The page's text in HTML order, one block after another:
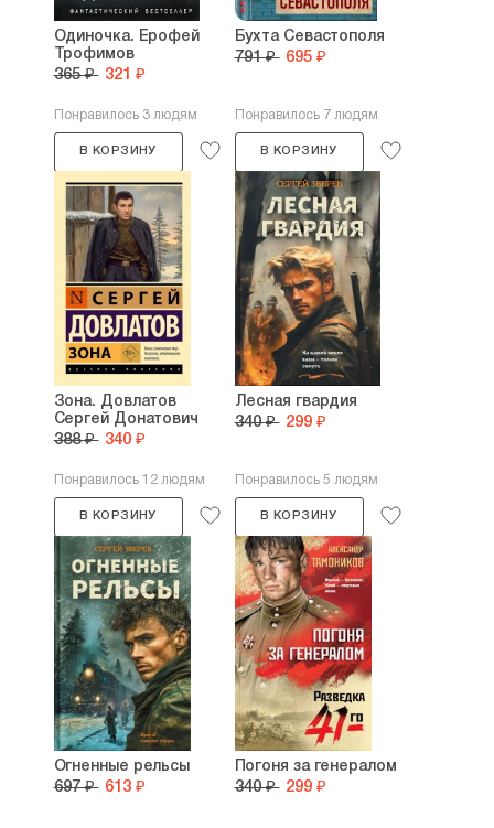
Одиночка. Ерофей
Трофимов
365 ₽ 321 ₽
Понравилось 3 людям
В КОРЗИНУ
Бухта Севастополя
791 ₽ 695 ₽
Понравилось 7 людям
В КОРЗИНУ
Зона. Довлатов
Сергей Донатович
388 ₽ 340 ₽
Понравилось 12 людям
В КОРЗИНУ
Лесная гвардия
340 ₽ 299 ₽
Понравилось 5 людям
В КОРЗИНУ
Огненные рельсы
697 ₽ 613 ₽
Погоня за генералом
340 ₽ 299 ₽